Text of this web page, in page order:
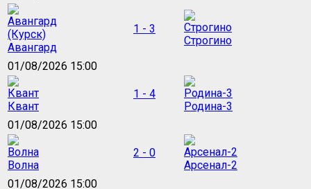
Авангард
1 - 3
Строгино
01/08/2026 15:00
Квант
1 - 4
Родина-3
01/08/2026 15:00
Волна
2 - 0
Арсенал-2
01/08/2026 15:00